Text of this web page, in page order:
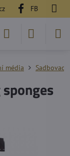
FB
média Sadbovací